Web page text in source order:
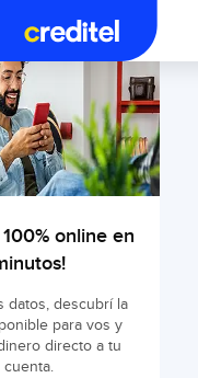
online en
datos, descubrí la
para vos y
directo a tu
cuenta.